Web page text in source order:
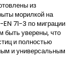
из
морилкой на
71-3 по миграции
быть уверены, что
и полностью
и универсальным